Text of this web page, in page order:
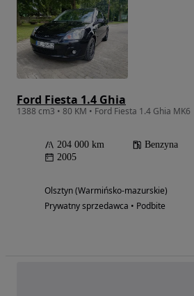
Ford Fiesta 1.4 Ghia
1388 cm3 • 80 KM • Ford Fiesta 1.4 Ghia MK6
204 000 km Benzyna
2005
Olsztyn (Warmińsko-mazurskie)
Prywatny sprzedawca • Podbite